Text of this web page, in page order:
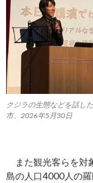
クジラの生態などを話し
市、2026年5月30日
また観光客らを対
島の人口4000人の